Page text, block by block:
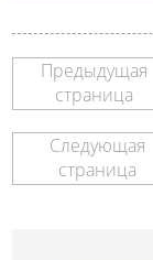
Предыдущая
страница
Следующая
страница